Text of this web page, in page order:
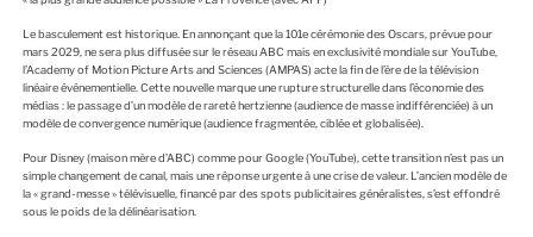
Le basculement est historique. En annonçant que la 101e cérémonie des Oscars, prévue pour
mars 2029, ne sera plus diffusée sur le réseau ABC mais en exclusivité mondiale sur YouTube,
l’Academy of Motion Picture Arts and Sciences (AMPAS) acte la fin de l’ère de la télévision
linéaire événementielle. Cette nouvelle marque une rupture structurelle dans l’économie des
médias : le passage d’un modèle de rareté hertzienne (audience de masse indifférenciée) à un
modèle de convergence numérique (audience fragmentée, ciblée et globalisée).
Pour Disney (maison mère d’ABC) comme pour Google (YouTube), cette transition n’est pas un
simple changement de canal, mais une réponse urgente à une crise de valeur. L’ancien modèle de
la « grand-messe » télévisuelle, financé par des spots publicitaires généralistes, s’est effondré
sous le poids de la délinéarisation.